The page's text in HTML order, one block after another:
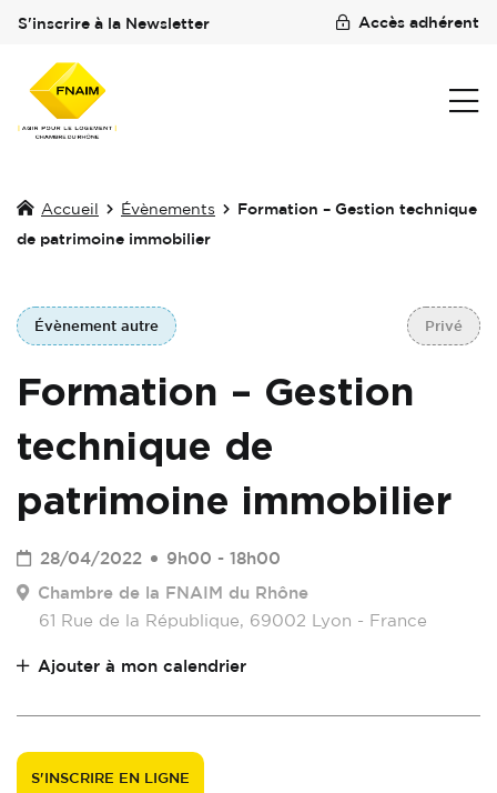
S'inscrire à la Newsletter Accès adhérent
Accueil Évènements
Formation – Gestion technique
de patrimoine immobilier
Évènement autre Privé
Formation – Gestion
technique de
patrimoine immobilier
28/04/2022
9h00 - 18h00
Chambre de la FNAIM du Rhône
61 Rue de la République, 69002 Lyon - France
Ajouter à mon calendrier
S'INSCRIRE EN LIGNE